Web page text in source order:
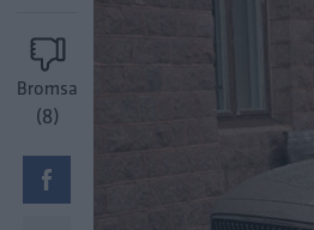
Bromsa
(8)